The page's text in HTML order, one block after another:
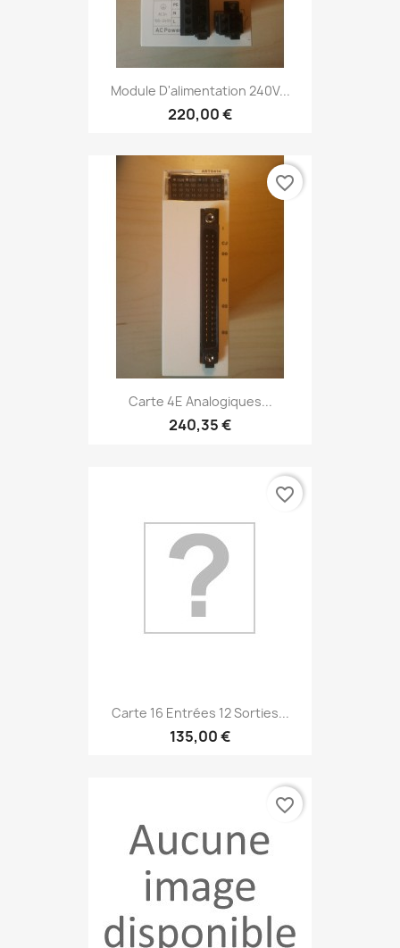
Module D'alimentation 240V...
220,00 €
Carte 4E Analogiques...
240,35 €
favorite_border
Carte 16 Entrées 12 Sorties...
135,00 €
favorite_border
favorite_border